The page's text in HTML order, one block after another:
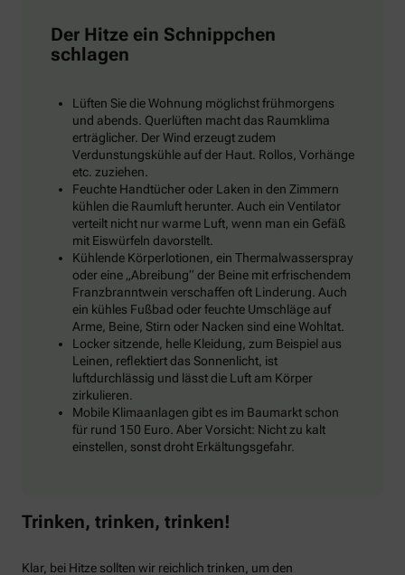
Der Hitze ein Schnippchen
schlagen
Lüften Sie die Wohnung möglichst frühmorgens
und abends. Querlüften macht das Raumklima
erträglicher. Der Wind erzeugt zudem
Verdunstungskühle auf der Haut. Rollos, Vorhänge
etc. zuziehen.
Feuchte Handtücher oder Laken in den Zimmern
kühlen die Raumluft herunter. Auch ein Ventilator
verteilt nicht nur warme Luft, wenn man ein Gefäß
mit Eiswürfeln davorstellt.
Kühlende Körperlotionen, ein Thermalwasserspray
oder eine „Abreibung“ der Beine mit erfrischendem
Franzbranntwein verschaffen oft Linderung. Auch
ein kühles Fußbad oder feuchte Umschläge auf
Arme, Beine, Stirn oder Nacken sind eine Wohltat.
Locker sitzende, helle Kleidung, zum Beispiel aus
Leinen, reflektiert das Sonnenlicht, ist
luftdurchlässig und lässt die Luft am Körper
zirkulieren.
Mobile Klimaanlagen gibt es im Baumarkt schon
für rund 150 Euro. Aber Vorsicht: Nicht zu kalt
einstellen, sonst droht Erkältungsgefahr.
Trinken, trinken, trinken!
Klar, bei Hitze sollten wir reichlich trinken, um den